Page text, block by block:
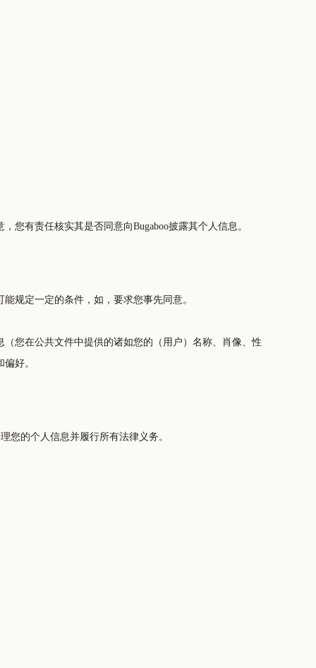
您有责任核实其是否同意向Bugaboo披露其个人信息。
规定一定的条件，如，要求您事先同意。
您在公共文件中提供的诸如您的（用户）名称、肖像、性
好。
您的个人信息并履行所有法律义务。